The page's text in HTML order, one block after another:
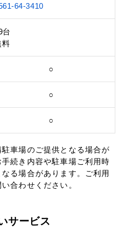
64-3410
台
料
○
○
○
車場のご提供となる場合が
続き内容や駐車場ご利用時
る場合があります。ご利用
合わせください。
サービス